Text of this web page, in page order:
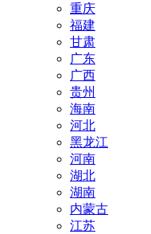
重庆
福建
甘肃
广东
广西
贵州
海南
河北
黑龙江
河南
湖北
湖南
内蒙古
江苏